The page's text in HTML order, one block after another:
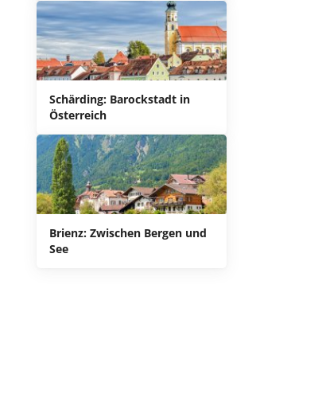
Schärding: Barockstadt in
Österreich
Brienz: Zwischen Bergen und
See